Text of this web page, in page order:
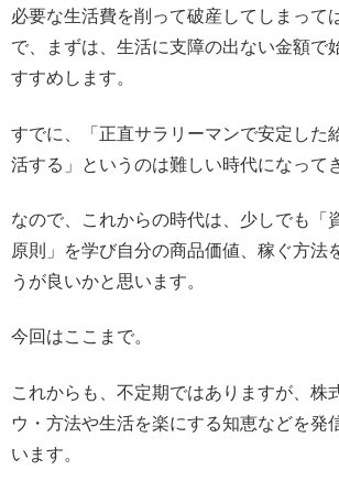
必要な生活費を削って破産してしまって
で、まずは、生活に支障の出ない金額で
すすめします。
すでに、「正直サラリーマンで安定した
活する」というのは難しい時代になって
なので、これからの時代は、少しでも「
原則」を学び自分の商品価値、稼ぐ方法
うが良いかと思います。
今回はここまで。
これからも、不定期ではありますが、株
ウ・方法や生活を楽にする知恵などを発
います。